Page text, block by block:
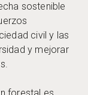
sostenible
civil y las
y mejorar